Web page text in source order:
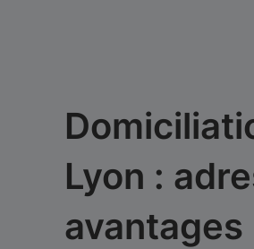
Lyon :